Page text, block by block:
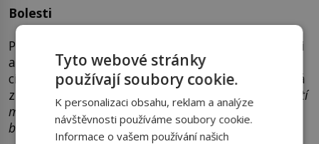
Bolesti
Priessnitzův obklad mohou lidé použít i na bolesti
a záněty svalů, kloubů a šlach. Taktéž zlepšuje
cirkulaci krve například při trombózách a pomáhá
zmírňovat modřiny a otoky.
„Podle mých zkušeností
má poměrně dobré účinky a není třeba se ho nějak
bát.
Tyto webové stránky
používají soubory cookie.
K personalizaci obsahu, reklam a analýze
návštěvnosti používáme soubory cookie.
Informace o vašem používání našich